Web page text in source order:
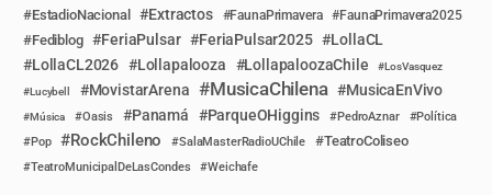
EstadioNacional Extractos FaunaPrimavera FaunaPrimavera2025
Fediblog FeriaPulsar FeriaPulsar2025
LollaCL
LollaCL2026
Lollapalooza LollapaloozaChile
LosVasquez
Lucybell
MovistarArena MusicaChilena MusicaEnVivo
Música Oasis Panamá ParqueOHiggins PedroAznar
Política
Pop
RockChileno SalaMasterRadioUChile TeatroColiseo
TeatroMunicipalDeLasCondes Weichafe